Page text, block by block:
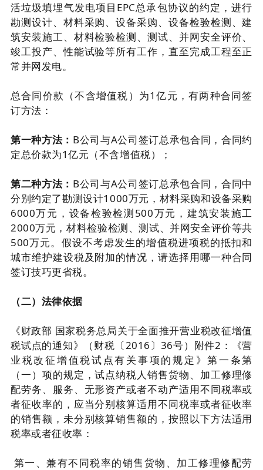
活垃圾填埋气发电项目EPC总承包协议的约定，进行
勘测设计、材料采购、设备采购、设备检验检测、建
筑安装施工、材料检验检测、测试、并网安全评价、
竣工投产、性能试验等所有工作，直至完成工程至正
常并网发电。
总合同价款（不含增值税）为1亿元，有两种合同签
订方法：
第一种方法： B公司与A公司签订总承包合同，合同约
定总价款为1亿元（不含增值税）；
第二种方法： B公司与A公司签订总承包合同，合同中
分别约定了勘测设计1000万元，材料采购和设备采购
6000万元，设备检验检测500万元，建筑安装施工
2000万元，材料检验检测、测试、并网安全评价等共
500万元。假设不考虑发生的增值税进项税的抵扣和
城市维护建设税及附加的情况，请选择用哪一种合同
签订技巧更省税。
（二）法律依据
《财政部 国家税务总局关于全面推开营业税改征增值
税试点的通知》（财税〔2016〕36号）附件2：《营
业税改征增值税试点有关事项的规定》第一条第
（一）项的规定，试点纳税人销售货物、加工修理修
配劳务、服务、无形资产或者不动产适用不同税率或
者征收率的，应当分别核算适用不同税率或者征收率
的销售额，未分别核算销售额的，按照以下方法适用
税率或者征收率：
第一、兼有不同税率的销售货物、加工修理修配劳